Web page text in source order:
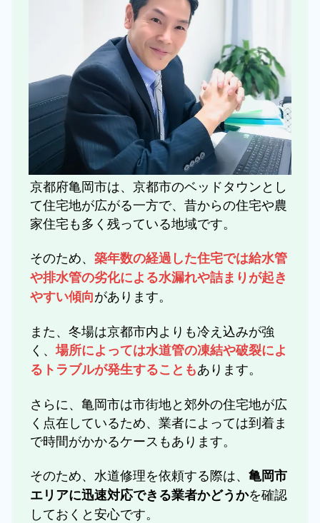
京都府亀岡市は、京都市のベッドタウンとし
て住宅地が広がる一方で、昔からの住宅や農
家住宅も多く残っている地域です。
そのため、築年数の経過した住宅では給水管
や排水管の劣化による水漏れや詰まりが起き
やすい傾向があります。
また、冬場は京都市内よりも冷え込みが強
く、場所によっては水道管の凍結や破裂によ
るトラブルが発生することもあります。
さらに、亀岡市は市街地と郊外の住宅地が広
く点在しているため、業者によっては到着ま
で時間がかかるケースもあります。
そのため、水道修理を依頼する際は、亀岡市
エリアに迅速対応できる業者かどうかを確認
しておくと安心です。